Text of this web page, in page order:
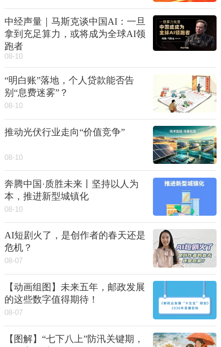
中经声量｜马斯克谈中国AI：一旦
拿到充足算力，或将成为全球AI领
跑者
08-10
“明白账”落地，个人贷款能否告
别“息费迷雾”？
08-10
推动光伏行业走向“价值竞争”
08-10
奔腾中国·质胜未来丨坚持以人为
本，推进新型城镇化
08-10
AI短剧火了，是创作者的春天还是
危机？
08-07
【动画组图】未来五年，邮政发展
的这些数字值得期待！
08-07
【图解】“七下八上”防汛关键期，